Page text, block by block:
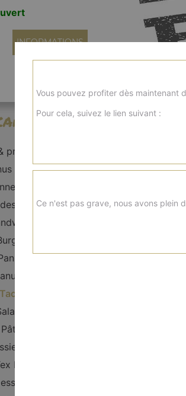
INFORMATIONS
promos
Enfant
Pizzas
Pizzas
Mex
Galette,
Vous pouvez profiter dès maintenant
Pour cela, suivez le lien suivant :
Ce n'est pas grave, nous avons plein